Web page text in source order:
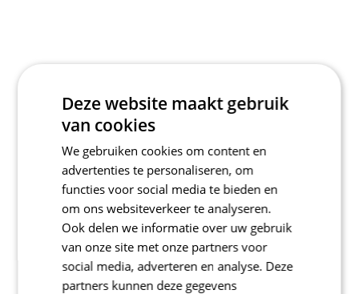
Deze website maakt gebruik
van cookies
We gebruiken cookies om content en
advertenties te personaliseren, om
functies voor social media te bieden en
om ons websiteverkeer te analyseren.
Ook delen we informatie over uw gebruik
van onze site met onze partners voor
social media, adverteren en analyse. Deze
partners kunnen deze gegevens